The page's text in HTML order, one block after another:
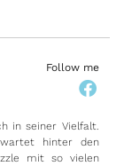
Follow me
in seiner Vielfalt.
hinter den
mit so vielen